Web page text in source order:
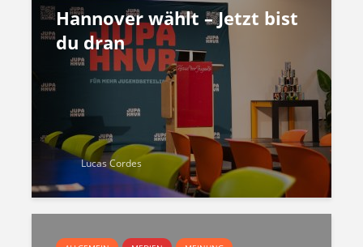
Hannover wählt – Jetzt bist
du dran
Lucas Cordes